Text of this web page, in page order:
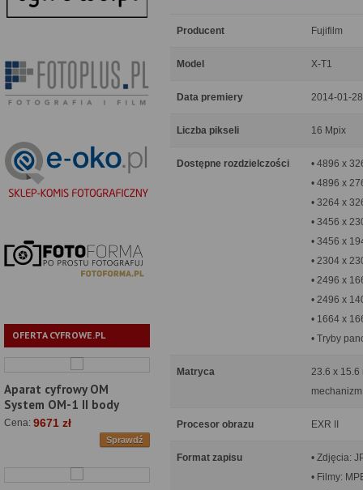
OFERTA CYFROWE.PL
Aparat cyfrowy OM
System OM-1 II body
Cena: 9671 zł
Sprawdź
Producent Fujifilm
Model X-T1
Data premiery 2014-01-28
Liczba pikseli 16 Mpix
Dostępne rozdzielczości
• 4896 x
• 4896 x
• 3264 x
• 3456 x
• 3456 x
• 2304 x
• 2496 x
• 2496 x
• 1664 x
• Tryby
Matryca
23.6 x 15.6
Procesor obrazu EXR II
Format zapisu
• Zdjęcia:
• Filmy: